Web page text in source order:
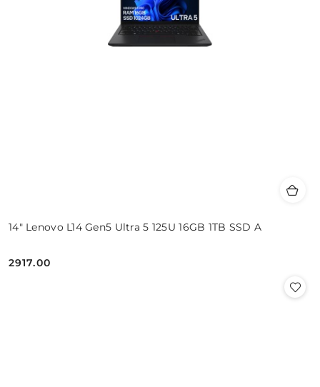
14" Lenovo L14 Gen5 Ultra 5 125U 16GB 1TB SSD A
Cena:
2917.00